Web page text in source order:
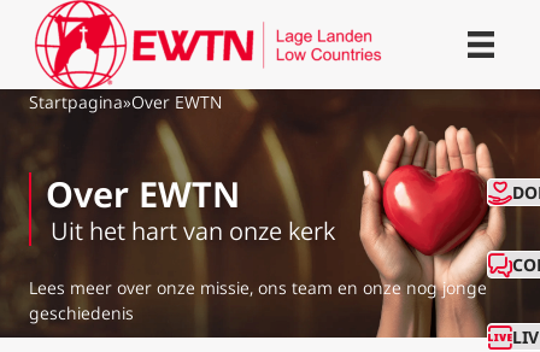
Startpagina»Over EWTN
Over EWTN
Uit het hart van onze kerk
Lees meer over onze missie, ons team en onze nog jonge
geschiedenis